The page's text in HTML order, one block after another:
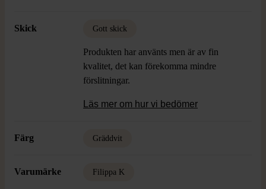
Skick Gott skick
Produkten har använts men är av fin
kvalitet, det kan förekomma mindre
förslitningar.
Läs mer om hur vi bedömer
Färg Gräddvit
Varumärke Filippa K